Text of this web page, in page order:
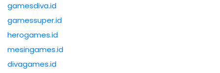
gamesdiva.id
gamessuper.id
herogames.id
mesingames.id
divagames.id